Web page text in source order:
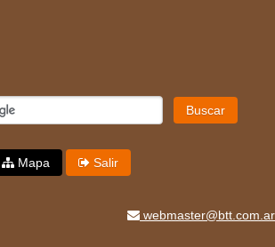
Buscar
Mapa Salir
webmaster@btt.com.ar